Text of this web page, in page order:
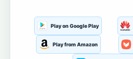
Play on Google Play
Play from Amazon